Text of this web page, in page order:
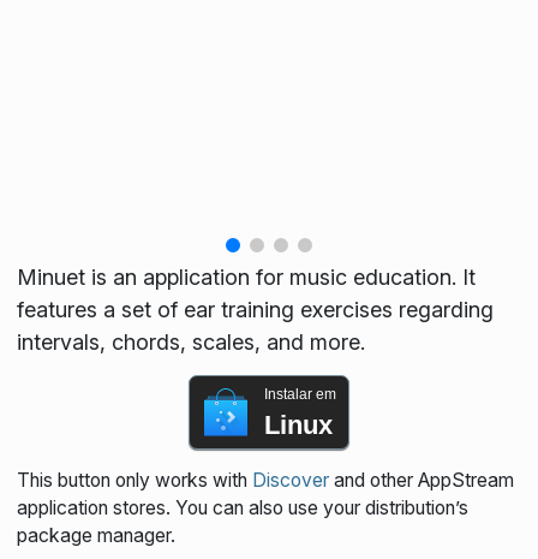
Minuet is an application for music education. It
features a set of ear training exercises regarding
intervals, chords, scales, and more.
Instalar em
Linux
This button only works with Discoverand other AppStream
application stores. You can also use your distribution’s
package manager.